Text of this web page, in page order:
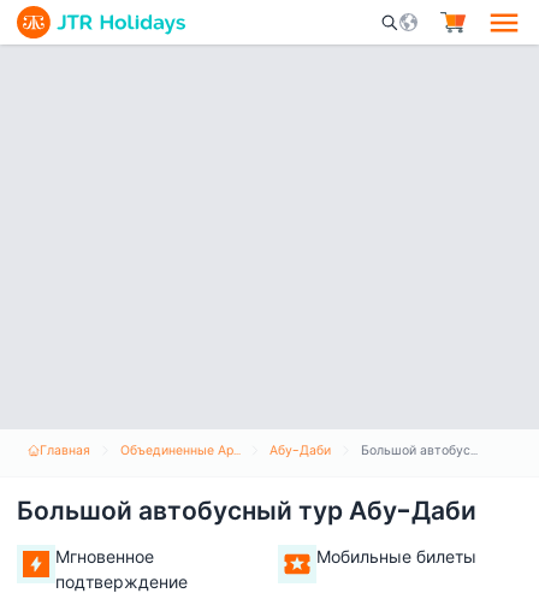
Mobile Search
Главная Объединенные Арабские Эмираты Абу-Даби Большой автобусный тур Абу-Даби
Большой автобусный тур Абу-Даби
Мгновенное
подтверждение
Мобильные билеты